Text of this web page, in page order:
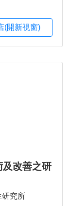
(開新視窗)
及改善之研
研究所